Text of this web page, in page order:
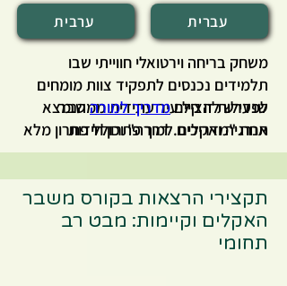
ערבית
עברית
משחק בריחה וירטואלי חווייתי שבו
תלמידים נכנסים לתפקיד צוות מומחים
שנדרש להציל עיר עתידית ממשבר
אנרגיה ואקלים. דרך פתרון חידות
ומשימות אינטראקטיביות, התלמידים
לומדים על מקורות אנרגיה מתחדשת,
תכנון עירוני חכם, ואתגרי ייצור וצריכת
חשמל, ומתנסים בקבלת החלטות
מערכתיות. המשחק משלב למידה פעילה,
לפעילות זו קייםמדריך למורההנמצא
תחת "מדריכים למורה" וכולל פתרון מלא
למשחק (נגיש למורים שנרשמו ואושרו
לאתר).
תקצירי הרצאות בקורס משבר
האקלים וקיימות: מבט רב
תחומי